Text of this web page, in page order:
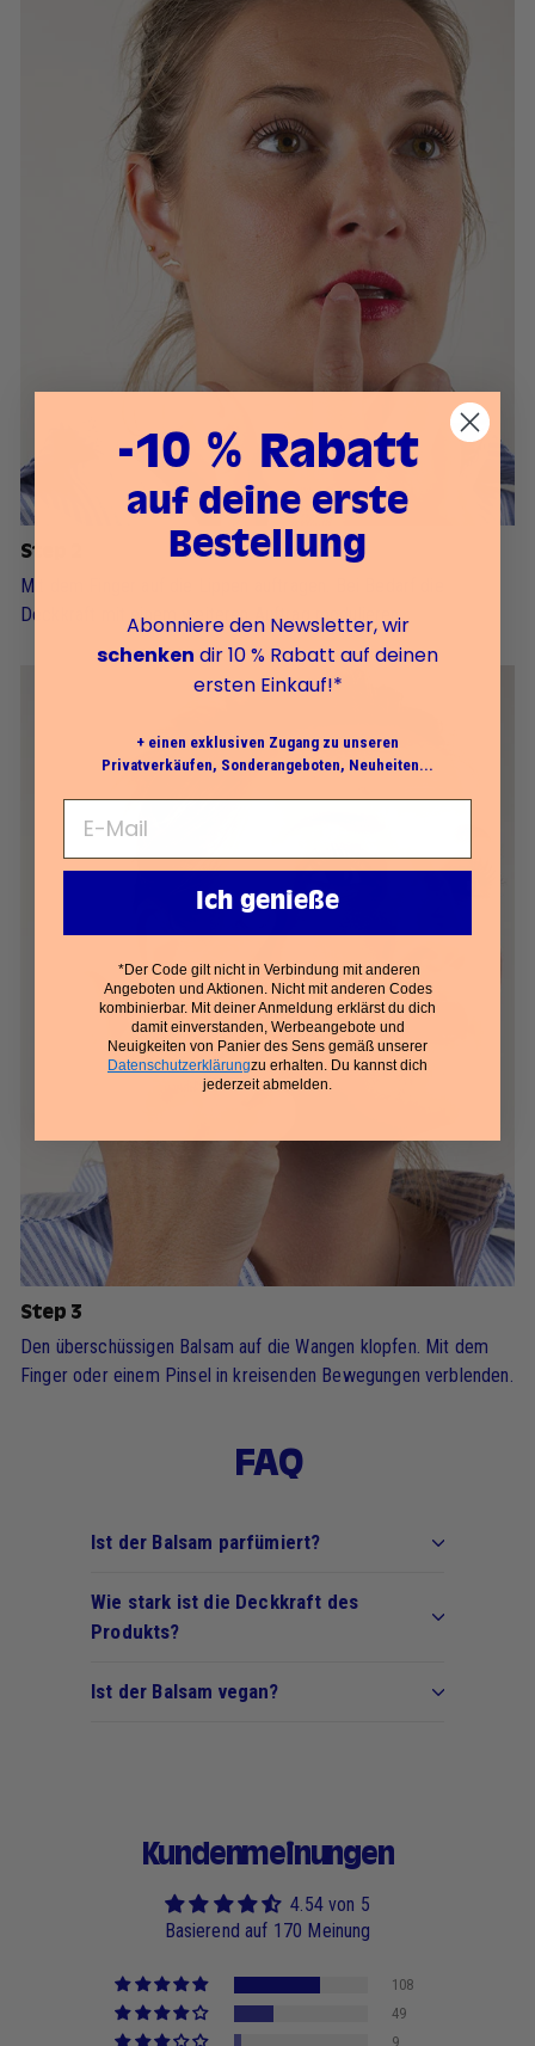
Step 2
Mit dem Finger auf die Lippen auftragen. Bei Bedarf die
Deckkraft mit einem weiteren Auftrag modulieren.
Step 3
Den überschüssigen Balsam auf die Wangen klopfen. Mit dem
Finger oder einem Pinsel in kreisenden Bewegungen verblenden.
FAQ
Ist der Balsam parfümiert?
Wie stark ist die Deckkraft des
Produkts?
Ist der Balsam vegan?
Kundenmeinungen
4.54 von 5
Basierend auf 170 Meinung
108
49
9
-10 % Rabatt
auf deine erste
Bestellung
Abonniere den Newsletter, wir
schenken dir 10 % Rabatt auf deinen
ersten Einkauf!*
+ einen exklusiven Zugang zu unseren
Privatverkäufen, Sonderangeboten, Neuheiten...
Ich genieße
*Der Code gilt nicht in Verbindung mit anderen
Angeboten und Aktionen. Nicht mit anderen Codes
kombinierbar. Mit deiner Anmeldung erklärst du dich
damit einverstanden, Werbeangebote und
Neuigkeiten von Panier des Sens gemäß unserer
Datenschutzerklärungzu erhalten. Du kannst dich
jederzeit abmelden.